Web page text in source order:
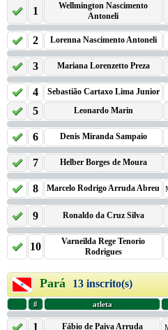
1
Wellmington Nascimento
Antoneli
2 Lorenna Nascimento Antoneli
3 Mariana Lorenzetto Preza
4 Sebastião Cartaxo Lima Junior
5 Leonardo Marin
6 Denis Miranda Sampaio
7 Helber Borges de Moura
8 Marcelo Rodrigo Arruda Abreu
9 Ronaldo da Cruz Silva
10
Varneilda Rege Tenorio
Rodrigues
Pará 13 inscrito(s)
# atleta
1 Fábio de Paiva Arruda